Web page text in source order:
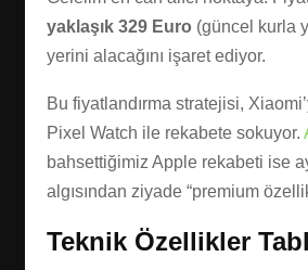
yaklaşık 329 Euro (güncel kurla
yerini alacağını işaret ediyor.
Bu fiyatlandırma stratejisi,
Pixel Watch ile rekabete sokuyor.
bahsettiğimiz Apple rekabeti ise
algısından ziyade “premium
Teknik Özellikler